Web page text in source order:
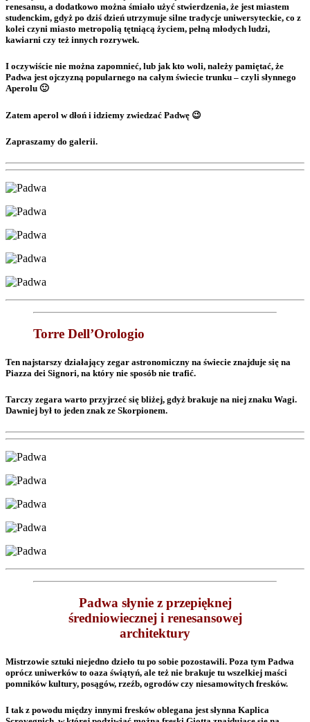
renesansu, a dodatkowo można śmiało użyć stwierdzenia, że jest miastem
studenckim, gdyż po dziś dzień utrzymuje silne tradycje uniwersyteckie, co z
kolei czyni miasto metropolią tętniącą życiem, pełną młodych ludzi,
kawiarni czy też innych rozrywek.
I oczywiście nie można zapomnieć, lub jak kto woli, należy pamiętać, że
Padwa jest ojczyzną popularnego na całym świecie trunku – czyli słynnego
Aperolu 🙂
Zatem aperol w dłoń i idziemy zwiedzać Padwę 😉
Zapraszamy do galerii.
Torre Dell’Orologio
Ten najstarszy działający zegar astronomiczny na świecie znajduje się na
Piazza dei Signori, na który nie sposób nie trafić.
Tarczy zegara warto przyjrzeć się bliżej, gdyż brakuje na niej znaku Wagi.
Dawniej był to jeden znak ze Skorpionem.
Padwa słynie z przepięknej
średniowiecznej i renesansowej
architektury
Mistrzowie sztuki niejedno dzieło tu po sobie pozostawili. Poza tym Padwa
oprócz uniwerków to oaza świątyń, ale też nie brakuje tu wszelkiej maści
pomników kultury, posągów, rzeźb, ogrodów czy niesamowitych fresków.
I tak z powodu między innymi fresków oblegana jest słynna Kaplica